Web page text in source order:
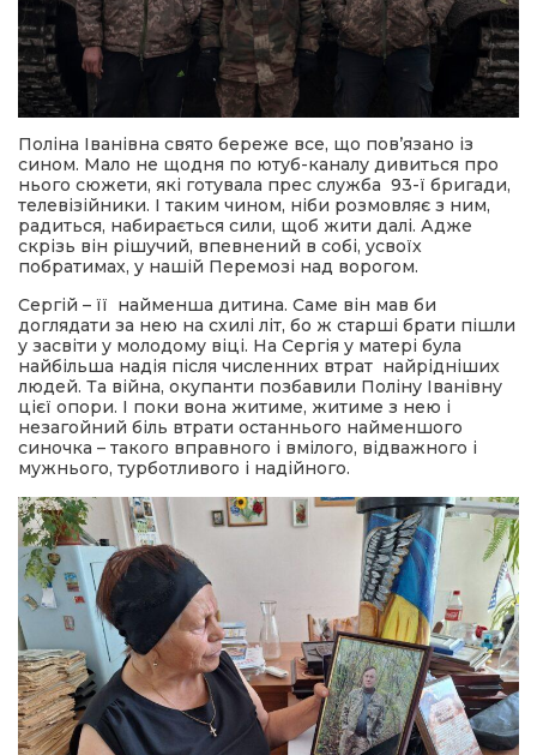
Поліна Іванівна свято береже все, що пов’язано із
сином. Мало не щодня по ютуб-каналу дивиться про
нього сюжети, які готувала прес служба 93-ї бригади,
телевізійники. І таким чином, ніби розмовляє з ним,
радиться, набирається сили, щоб жити далі. Адже
скрізь він рішучий, впевнений в собі, усвоїх
побратимах, у нашій Перемозі над ворогом.
Сергій – її найменша дитина. Саме він мав би
доглядати за нею на схилі літ, бо ж старші брати пішли
у засвіти у молодому віці. На Сергія у матері була
найбільша надія після численних втрат найрідніших
людей. Та війна, окупанти позбавили Поліну Іванівну
цієї опори. І поки вона житиме, житиме з нею і
незагойний біль втрати останнього найменшого
синочка – такого вправного і вмілого, відважного і
мужнього, турботливого і надійного.